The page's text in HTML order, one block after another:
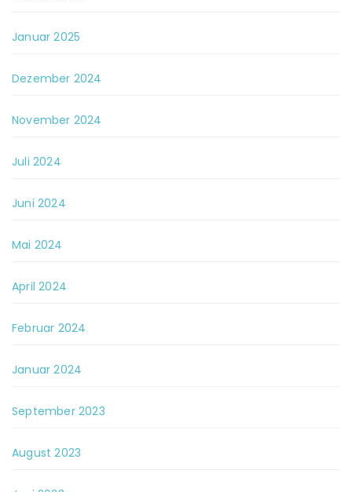
Januar 2025
Dezember 2024
November 2024
Juli 2024
Juni 2024
Mai 2024
April 2024
Februar 2024
Januar 2024
September 2023
August 2023